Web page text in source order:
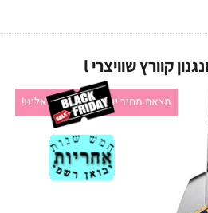
מצאת מחיר יותר זול?תקשרו אלינו!